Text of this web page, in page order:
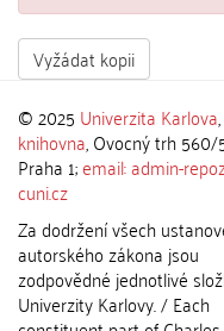
Vyžádat kopii
© 2025 Univerzita Karlova,
knihovna, Ovocný trh 560/
Praha 1;email: admin-
cuni.cz
Za dodržení všech
autorského zákona jsou
zodpovědné jednotlivé
Univerzity Karlovy. / Each